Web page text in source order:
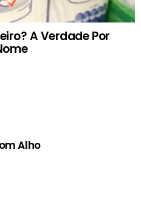
A Verdade Por
Alho